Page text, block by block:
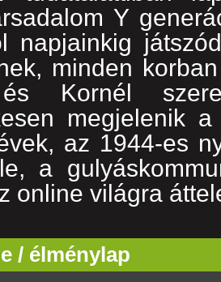
Y
napjainkig
minden
Kornél
megjelenik
az 1944-es
a
online világra
/ élménylap